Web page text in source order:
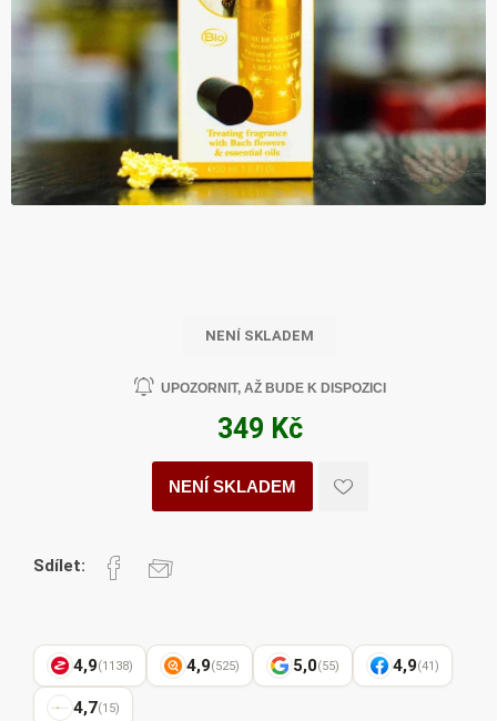
NENÍ SKLADEM
UPOZORNIT, AŽ BUDE K DISPOZICI
349 Kč
NENÍ SKLADEM
Sdílet:
4,9(1138) 4,9(525) 5,0(55) 4,9(41)
4,7(15)